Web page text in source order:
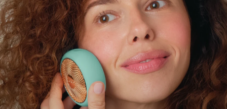
我的设备
我的订单
我的地址
我的订阅
FAQ™ Pure Beauty-Tech Elixir
issa™ Teeth Whitening Set
English Deutsch
Español
Français
Italiano
Português
Polski
Svenska
Русский
Türkçe
简体中文 繁體中文
发货国家